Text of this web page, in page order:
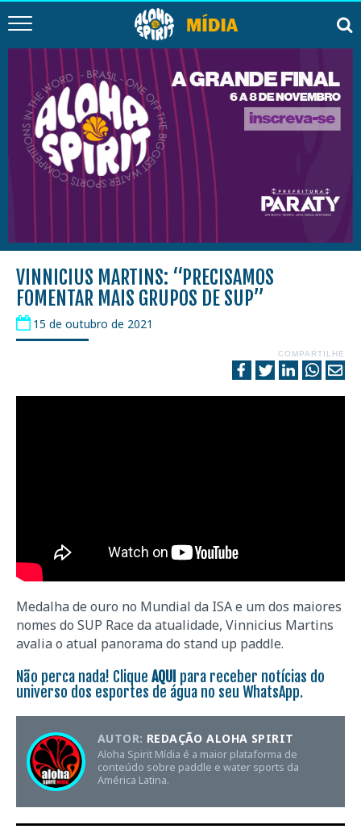
VINNICIUS MARTINS: “PRECISAMOS
FOMENTAR MAIS GRUPOS DE SUP”
15 de outubro de 2021
COMPARTILHE
Medalha de ouro no Mundial da ISA e um dos maiores
nomes do SUP Race da atualidade, Vinnicius Martins
avalia o atual panorama do stand up paddle.
Não perca nada! Clique AQUI para receber notícias do
universo dos esportes de água no seu WhatsApp.
AUTOR: REDAÇÃO ALOHA SPIRIT
Aloha Spirit Mídia é a maior plataforma de
conteúdo sobre paddle e water sports da
América Latina.